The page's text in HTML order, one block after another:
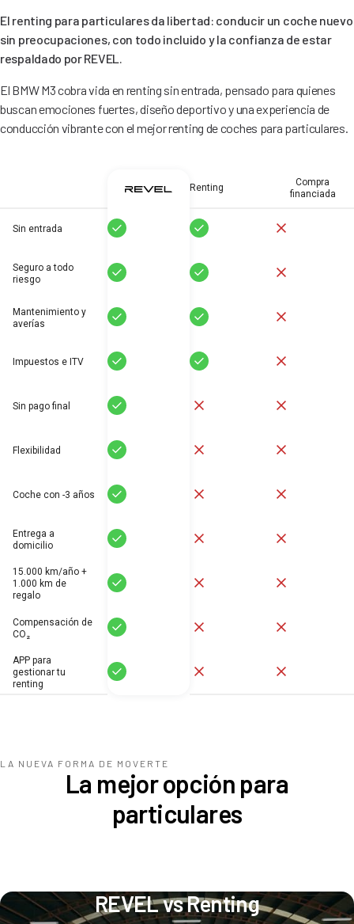
El renting para particulares da libertad: conducir un coche nuevo
sin preocupaciones, con todo incluido y la confianza de estar
respaldado por REVEL.
El BMW M3 cobra vida en renting sin entrada, pensado para quienes
buscan emociones fuertes, diseño deportivo y una experiencia de
conducción vibrante con el mejor renting de coches para particulares.
Renting
Compra
financiada
Sin entrada Sí Sí
Seguro a todo
riesgo
Sí Sí
Mantenimiento y
averías
Sí Sí
Impuestos e ITV Sí Sí
Sin pago final Sí
Flexibilidad Sí
Coche con -3 años Sí
Entrega a
domicilio
Sí
15.000 km/año +
1.000 km de
regalo
Sí
Compensación de
CO₂
Sí
APP para
gestionar tu
renting
Sí
LA NUEVA FORMA DE MOVERTE
La mejor opción para
particulares
REVEL vs Renting